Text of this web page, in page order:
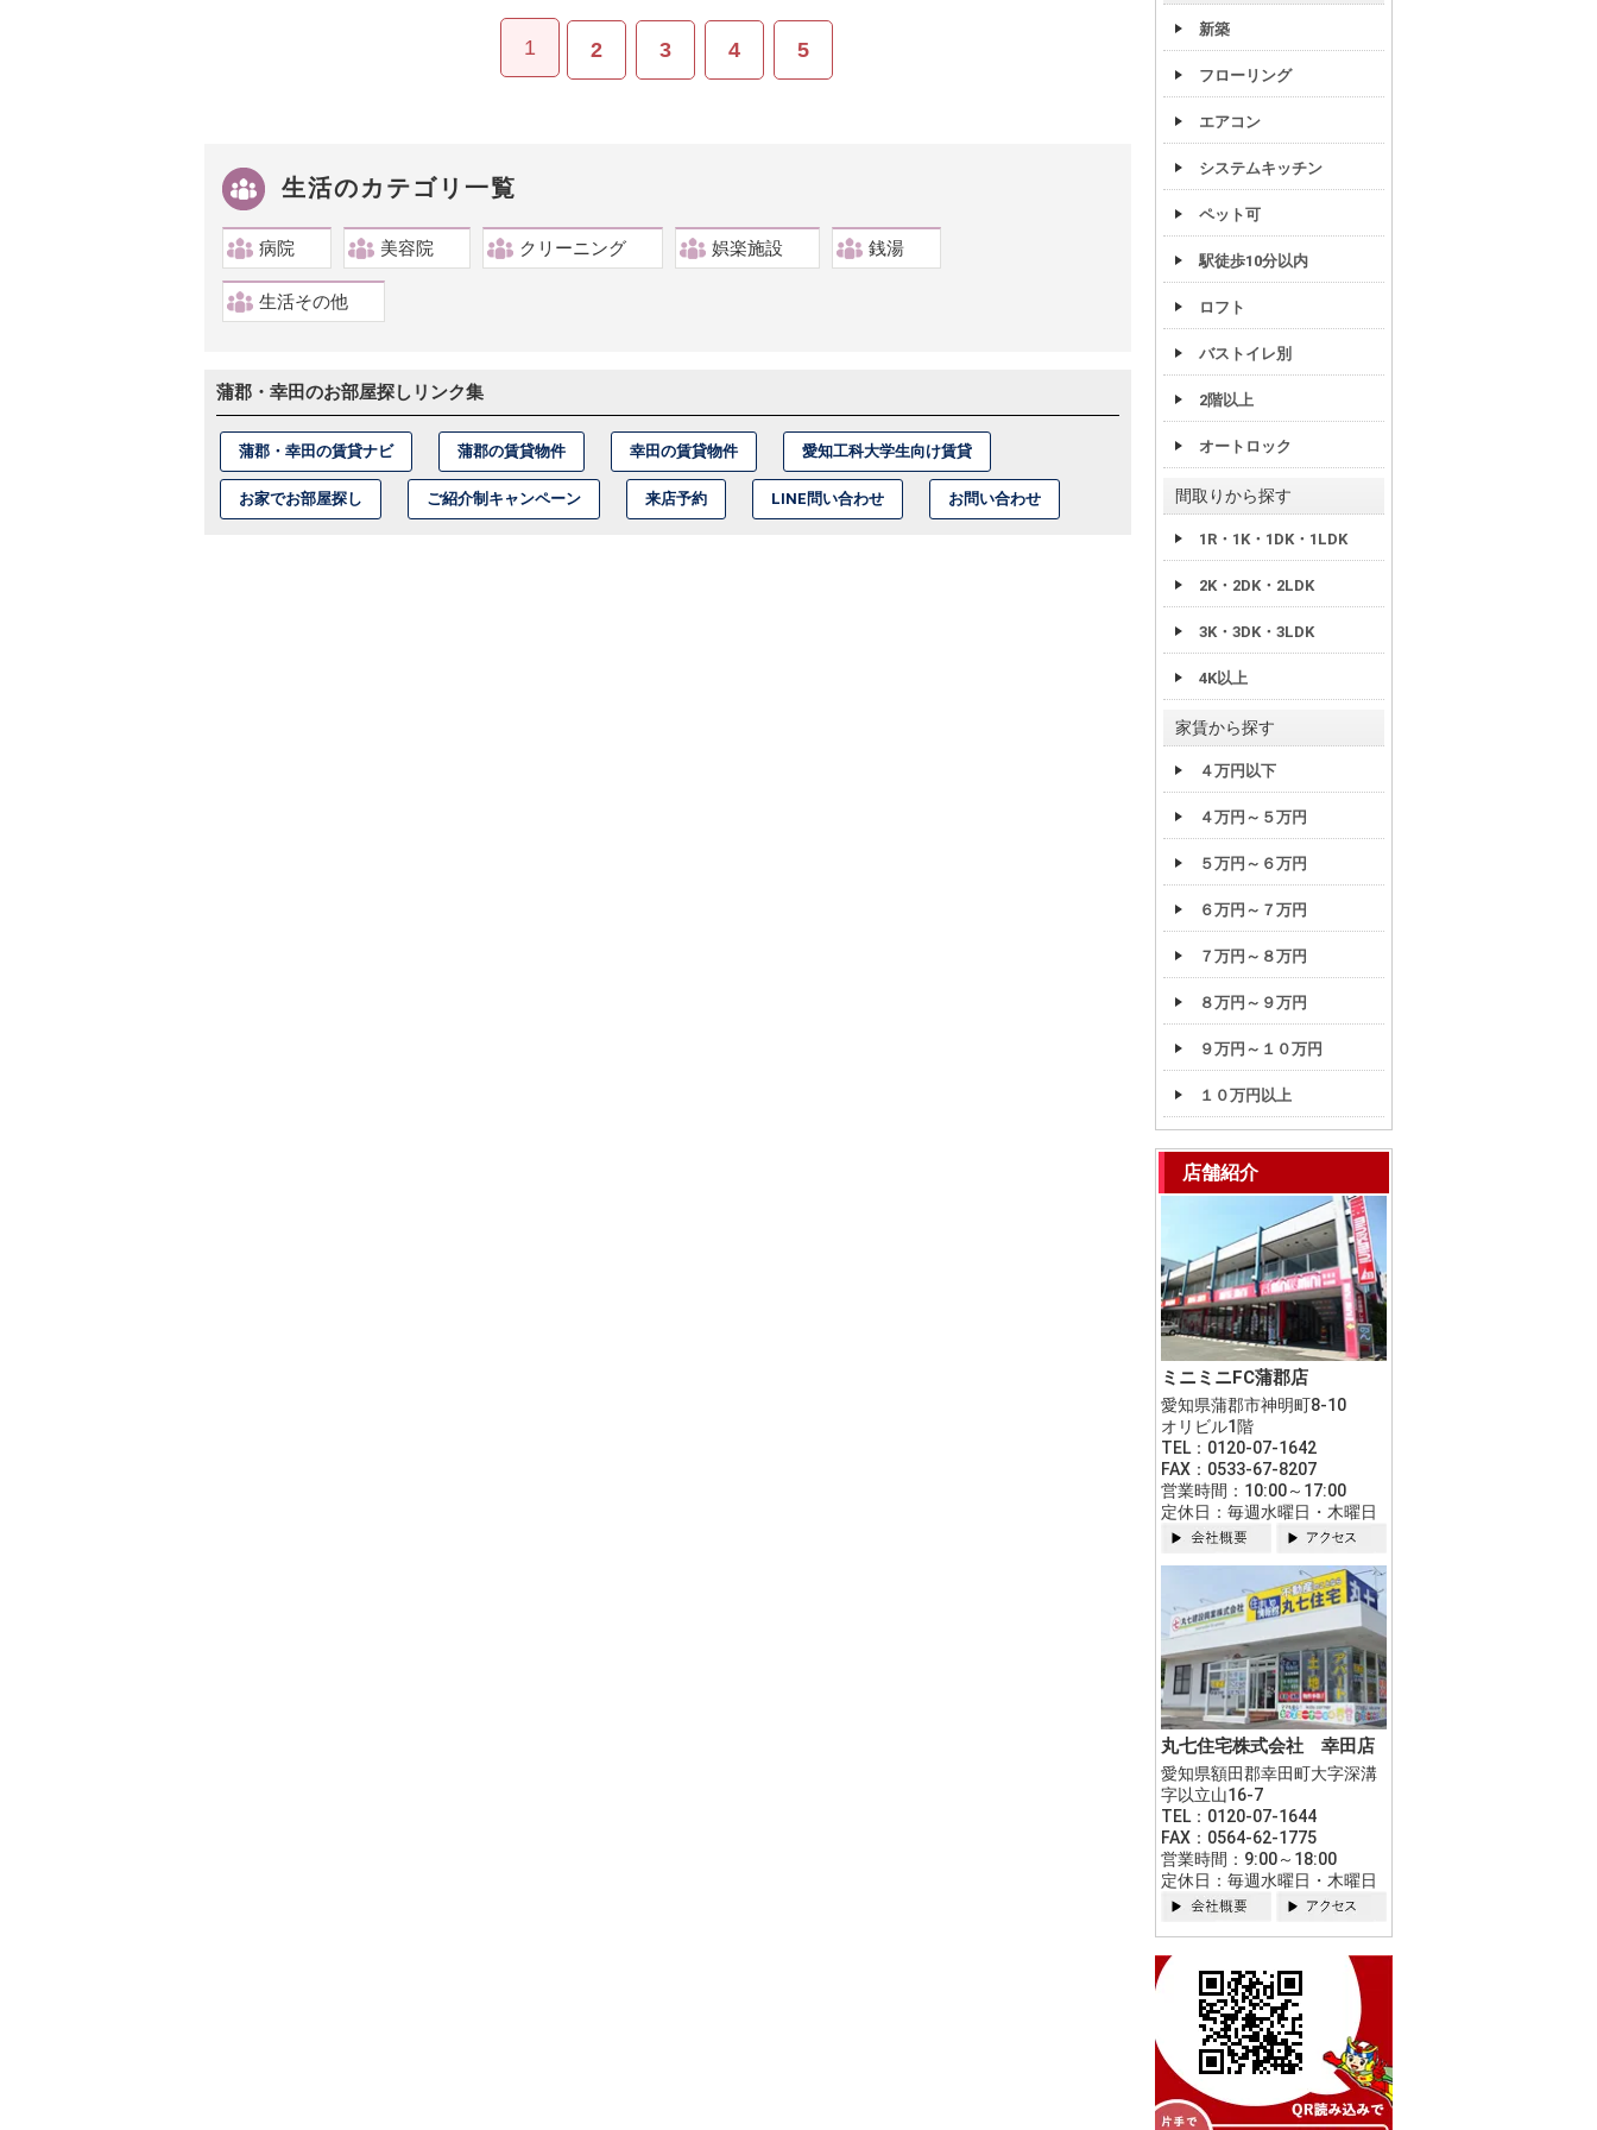
1 2 3 4 5
生活のカテゴリ一覧
病院 美容院 クリーニング 娯楽施設 銭湯
生活その他
蒲郡・幸田のお部屋探しリンク集
蒲郡・幸田の賃貸ナビ 蒲郡の賃貸物件 幸田の賃貸物件 愛知工科大学生向け賃貸
お家でお部屋探し ご紹介制キャンペーン 来店予約 LINE問い合わせ お問い合わせ
新築
フローリング
エアコン
システムキッチン
ペット可
駅徒歩10分以内
ロフト
バストイレ別
2階以上
オートロック
間取りから探す
1R・1K・1DK・1LDK
2K・2DK・2LDK
3K・3DK・3LDK
4K以上
家賃から探す
４万円以下
４万円～５万円
５万円～６万円
６万円～７万円
７万円～８万円
８万円～９万円
９万円～１０万円
１０万円以上
店舗紹介
ミニミニFC蒲郡店
愛知県蒲郡市神明町8-10
オリビル1階
TEL：0120-07-1642
FAX：0533-67-8207
営業時間：10:00～17:00
定休日：毎週水曜日・木曜日
丸七住宅株式会社 幸田店
愛知県額田郡幸田町大字深溝
字以立山16-7
TEL：0120-07-1644
FAX：0564-62-1775
営業時間：9:00～18:00
定休日：毎週水曜日・木曜日